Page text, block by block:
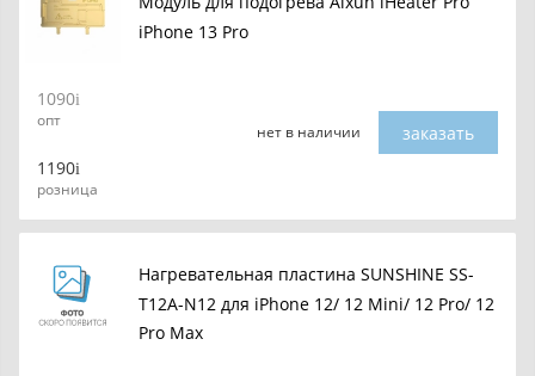
iPhone 13 Pro
1090
опт
1190
розница
нет в наличии заказать
Нагревательная пластина SUNSHINE SS-
T12A-N12 для iPhone 12/ 12 Mini/ 12 Pro/ 12
Pro Max